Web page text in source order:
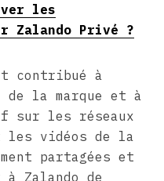
les
Zalando Privé ?
contribué à
la marque et à
sur les réseaux
les vidéos de la
partagées et
à Zalando de